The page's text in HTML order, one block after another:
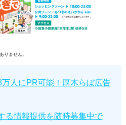
りません。
万人にPR可能！厚木らぼ広告
る情報提供を随時募集中で